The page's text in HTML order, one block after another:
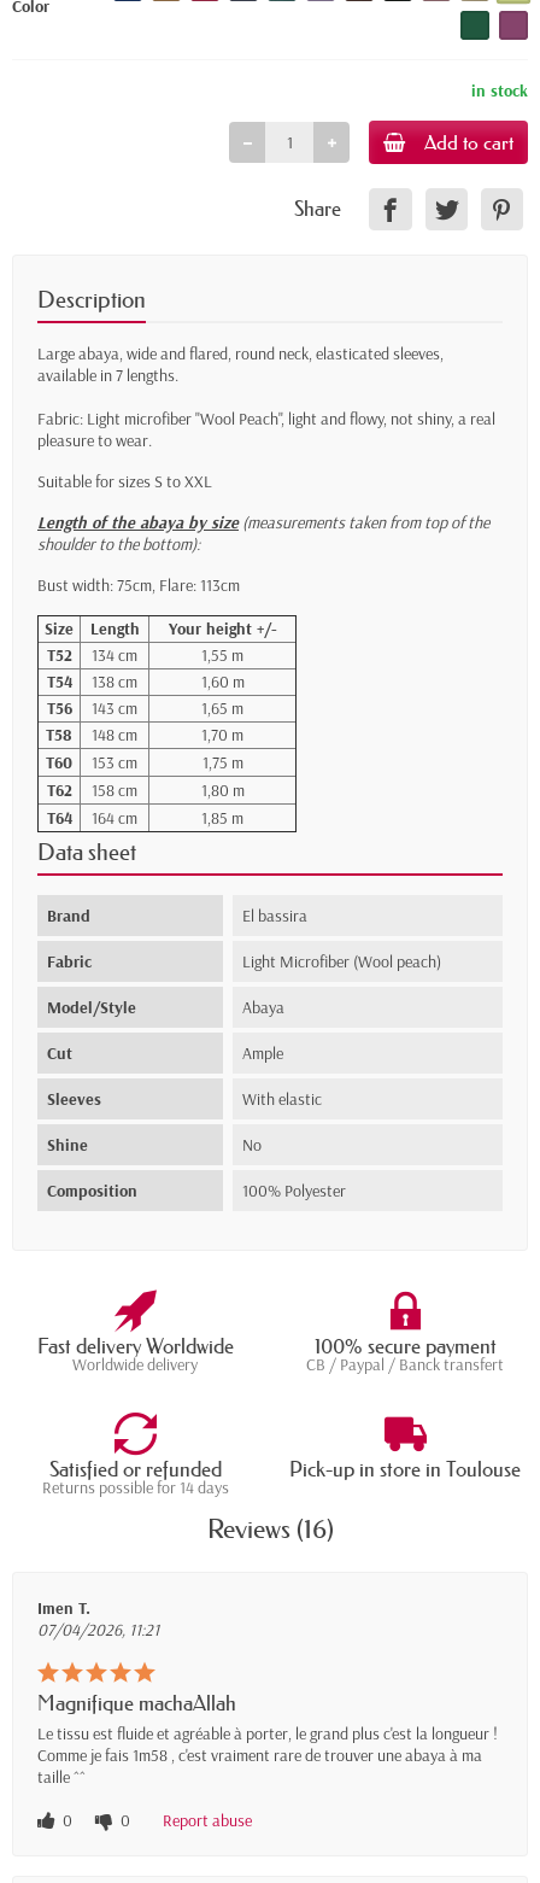
Color
in stock
Add to cart
Share
Description
Large abaya, wide and flared, round neck, elasticated sleeves,
available in 7 lengths.
Fabric: Light microfiber "Wool Peach", light and flowy, not shiny, a real
pleasure to wear.
Suitable for sizes S to XXL
Length of the abaya by size(measurements taken from top of the
shoulder to the bottom):
Bust width: 75cm, Flare: 113cm
Size
Length
Your height +/-
T52
134 cm
1,55 m
T54
138 cm
1,60 m
T56
143 cm
1,65 m
T58
148 cm
1,70 m
T60
153 cm
1,75 m
T62
158 cm
1,80 m
T64
164 cm 1,85 m
Data sheet
Brand El bassira
Fabric Light Microfiber (Wool peach)
Model/Style Abaya
Cut Ample
Sleeves With elastic
Shine No
Composition 100% Polyester
Fast delivery Worldwide
Worldwide delivery
100% secure payment
CB / Paypal / Banck transfert
Satisfied or refunded
Returns possible for 14 days
Pick-up in store in Toulouse
Reviews (16)
Imen T.
07/04/2026, 11:21
Magnifique machaAllah
Le tissu est fluide et agréable à porter, le grand plus c'est la longueur !
Comme je fais 1m58 , c'est vraiment rare de trouver une abaya à ma
taille ^^
0
0 Report abuse